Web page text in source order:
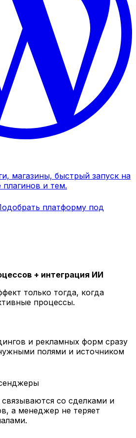
магазины, быстрый запуск на
плагинов и тем.
платформу под
+ интеграция ИИ
только тогда, когда
процессы.
и рекламных форм сразу
полями и источником
со сделками и
а менеджер не теряет